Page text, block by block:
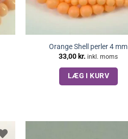
Orange Shell perler 4 mm
33,00 kr. inkl. moms
LÆG I KURV